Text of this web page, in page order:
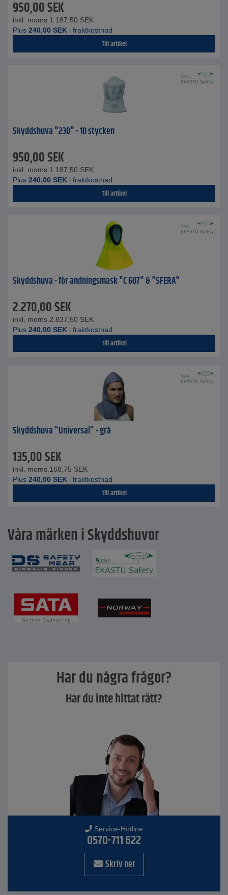
950,00SEK
inkl. moms. 1.187,50 SEK
Plus 240,00 SEK i fraktkostnad
Till artikel
Skyddshuva "230" - 10 stycken
950,00SEK
inkl. moms. 1.187,50 SEK
Plus 240,00 SEK i fraktkostnad
Till artikel
Skyddshuva - för andningsmask "C 607" & "SFERA"
2.270,00SEK
inkl. moms. 2.837,50 SEK
Plus 240,00 SEK i fraktkostnad
Till artikel
Skyddshuva "Universal" - grå
135,00SEK
inkl. moms. 168,75 SEK
Plus 240,00 SEK i fraktkostnad
Till artikel
Våra märken i Skyddshuvor
Har du några frågor?
Har du inte hittat rätt?
Service-Hotline
0570-711 622
Skriv ner